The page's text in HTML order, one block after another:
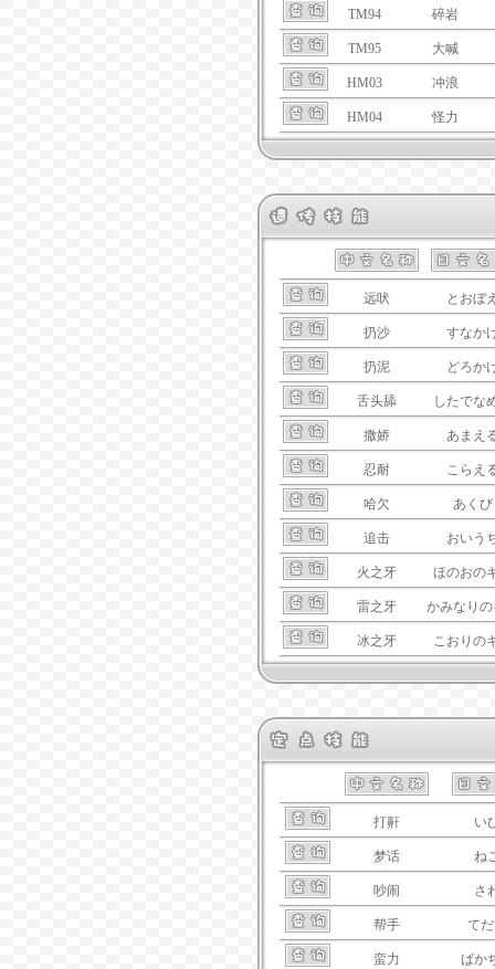
TM94 碎岩
TM95 大喊
HM03 冲浪
HM04 怪力
远吠 とおぼ
扔沙 すなか
扔泥 どろか
舌头舔 したでな
撒娇 あまえ
忍耐 こらえ
哈欠 あくび
追击 おいう
火之牙 ほのおの
雷之牙 かみなり
冰之牙 こおりの
打鼾 い
梦话 ね
吵闹 さ
帮手 て
蛮力 ばか